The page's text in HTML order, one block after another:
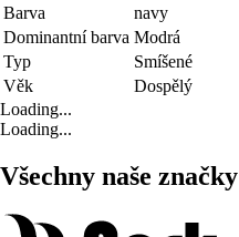
Barva
navy
Dominantní barva Modrá
Typ
Smíšené
Věk
Dospělý
Loading...
Loading...
Všechny naše značky